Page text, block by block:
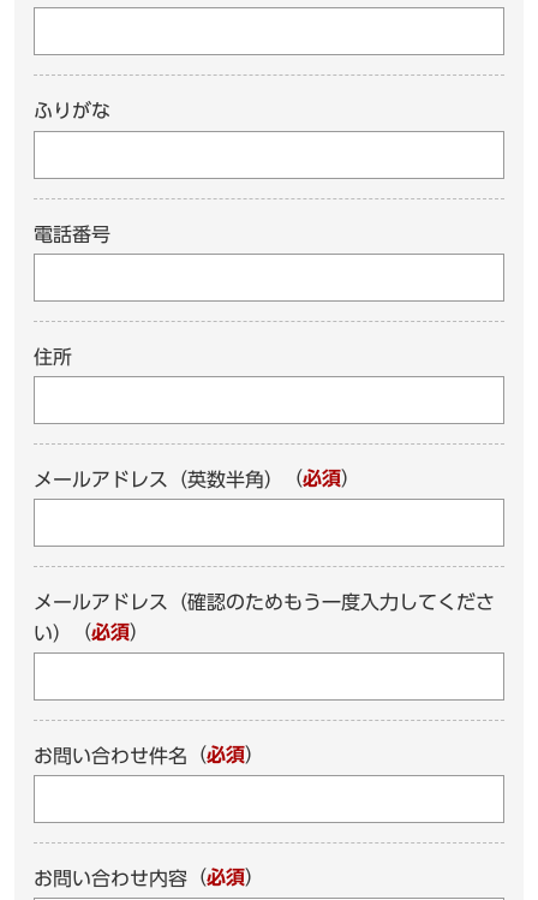
ふりがな
電話番号
住所
メールアドレス（英数半角） （必須）
メールアドレス（確認のためもう一度入力してくださ
い）
（必須）
お問い合わせ件名 （必須）
お問い合わせ内容 （必須）